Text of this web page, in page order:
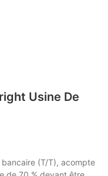
Usine De
(T/T), acompte